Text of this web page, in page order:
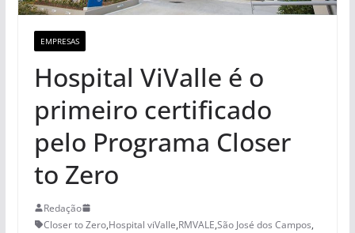
EMPRESAS
Hospital ViValle é o
primeiro certificado
pelo Programa Closer
to Zero
Redação
Closer to Zero,Hospital viValle,RMVALE,São José dos Campos,